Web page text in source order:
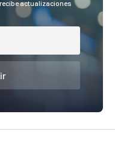
actualizaciones